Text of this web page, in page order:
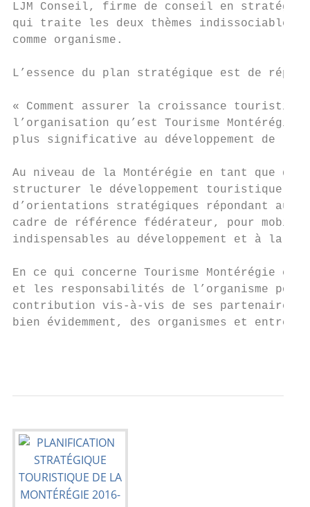
LJM Conseil, firme de conseil en
qui traite les deux thèmes indissociables
comme organisme.
L’essence du plan stratégique est de
« Comment assurer la croissance
l’organisation qu’est Tourisme
plus significative au développement de
Au niveau de la Montérégie en tant que
structurer le développement touristique
d’orientations stratégiques répondant
cadre de référence fédérateur, pour
indispensables au développement et à la
En ce qui concerne Tourisme Montérégie
et les responsabilités de l’organisme
contribution vis-à-vis de ses
bien évidemment, des organismes et